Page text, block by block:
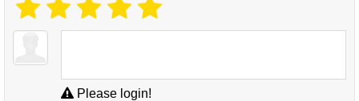
Please login!